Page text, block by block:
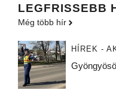
LEGFRISSEBB
Még több hír
HÍREK -